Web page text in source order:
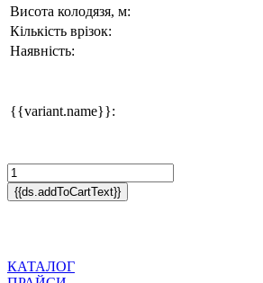
Висота колодязя, м:
Кількість врізок:
Наявність:
{{variant.name}}:
{{ds.addToCartText}}
КАТАЛОГ